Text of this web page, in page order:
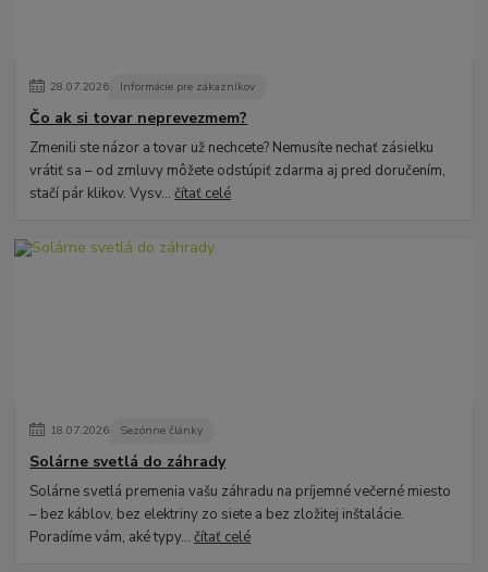
28.07.2026 Informácie pre zákazníkov
Čo ak si tovar neprevezmem?
Zmenili ste názor a tovar už nechcete? Nemusíte nechať zásielku
vrátiť sa – od zmluvy môžete odstúpiť zdarma aj pred doručením,
stačí pár klikov. Vysv...čítať celé
18.07.2026 Sezónne články
Solárne svetlá do záhrady
Solárne svetlá premenia vašu záhradu na príjemné večerné miesto
– bez káblov, bez elektriny zo siete a bez zložitej inštalácie.
Poradíme vám, aké typy...čítať celé